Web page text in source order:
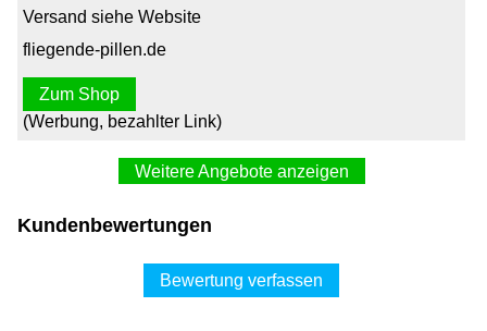
Versand siehe Website
fliegende-pillen.de
Zum Shop
(Werbung, bezahlter Link)
Weitere Angebote anzeigen
8fach 17fädig 5X2 St
1,88 €*
Versand ab 3,49 €
Kundenbewertungen
Bewertung verfassen